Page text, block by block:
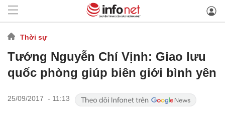
Thời sự
Tướng Nguyễn Chí Vịnh: Giao lưu
quốc phòng giúp biên giới bình yên
25/09/2017 - 11:13